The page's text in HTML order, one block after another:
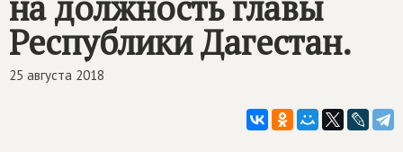
Республики Дагестан.
25 августа 2018